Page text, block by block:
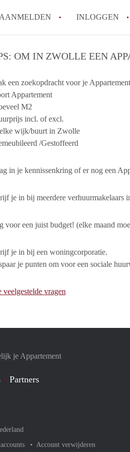
AANMELDEN INLOGGEN
OM IN ZWOLLE EEN
een zoekopdracht voor je
Appartement
M2
incl. of excl.
wijk/buurt in Zwolle
/Gestoffeerd
in je kennissenkring of er nog een
je in bij meerdere verhuurmakelaars
voor een juist budget! (elke maand
je in bij een woningcorporatie.
je punten om voor een sociale
veelgestelde vragen
je Appartement
Partners
Account verwijderen